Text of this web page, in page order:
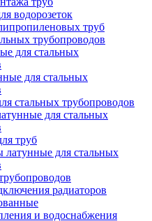
водорозеток
труб
трубопроводов
для стальных
для стальных
стальных трубопроводов
для стальных
труб
латунные для стальных
радиаторов
и водоснабжения